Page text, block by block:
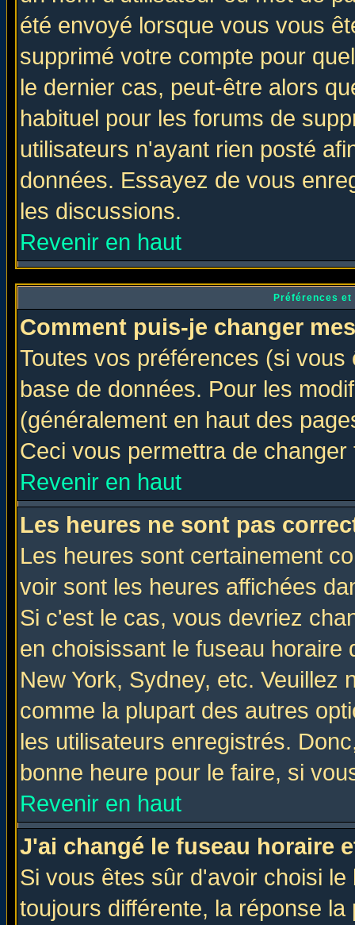
été envoyé lorsque vous vous
supprimé votre compte pour
le dernier cas, peut-être alors
habituel pour les forums de
utilisateurs n'ayant rien posté
données. Essayez de vous
les discussions.
Revenir en haut
Préférences
Comment puis-je changer
Toutes vos préférences (si
base de données. Pour les
(généralement en haut des
Ceci vous permettra de
Revenir en haut
Les heures ne sont pas
Les heures sont certainement
voir sont les heures affichées
Si c'est le cas, vous devriez
en choisissant le fuseau
New York, Sydney, etc. Veuillez
comme la plupart des autres
les utilisateurs enregistrés.
bonne heure pour le faire, si
Revenir en haut
J'ai changé le fuseau horaire
Si vous êtes sûr d'avoir choisi
toujours différente, la réponse